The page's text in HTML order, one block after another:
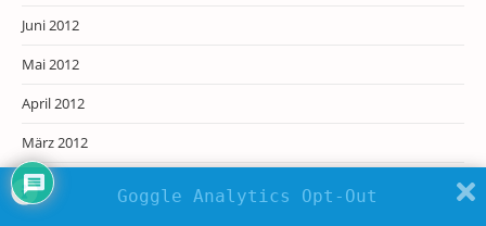
Juni 2012
Mai 2012
April 2012
März 2012
Februar 2012
Goggle Analytics Opt-Out